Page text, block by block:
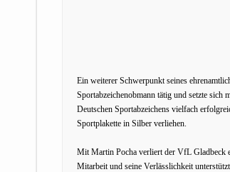
Ein weiterer Schwerpunkt seines
Sportabzeichenobmann tätig und setzte
Deutschen Sportabzeichens vielfach
Sportplakette in Silber verliehen.
Mit Martin Pocha verliert der VfL Gladbeck
Mitarbeit und seine Verlässlichkeit